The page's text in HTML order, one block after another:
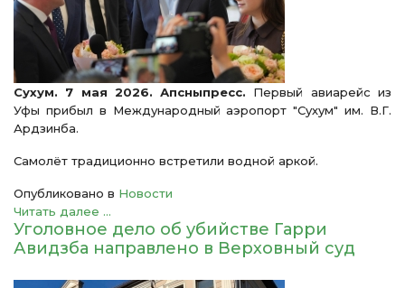
Сухум. 7 мая 2026. Апсныпресс. Первый авиарейс из
Уфы прибыл в Международный аэропорт "Сухум" им. В.Г.
Ардзинба.
Самолёт традиционно встретили водной аркой.
Опубликовано в Новости
Читать далее ...
Уголовное дело об убийстве Гарри
Авидзба направлено в Верховный суд